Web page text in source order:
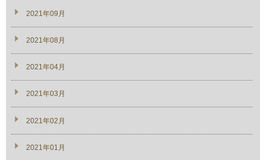
2021年09月
2021年08月
2021年04月
2021年03月
2021年02月
2021年01月